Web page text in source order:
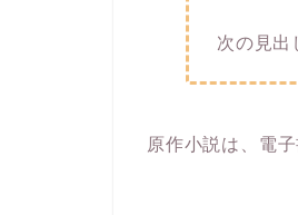
次の見出
原作小説は、電